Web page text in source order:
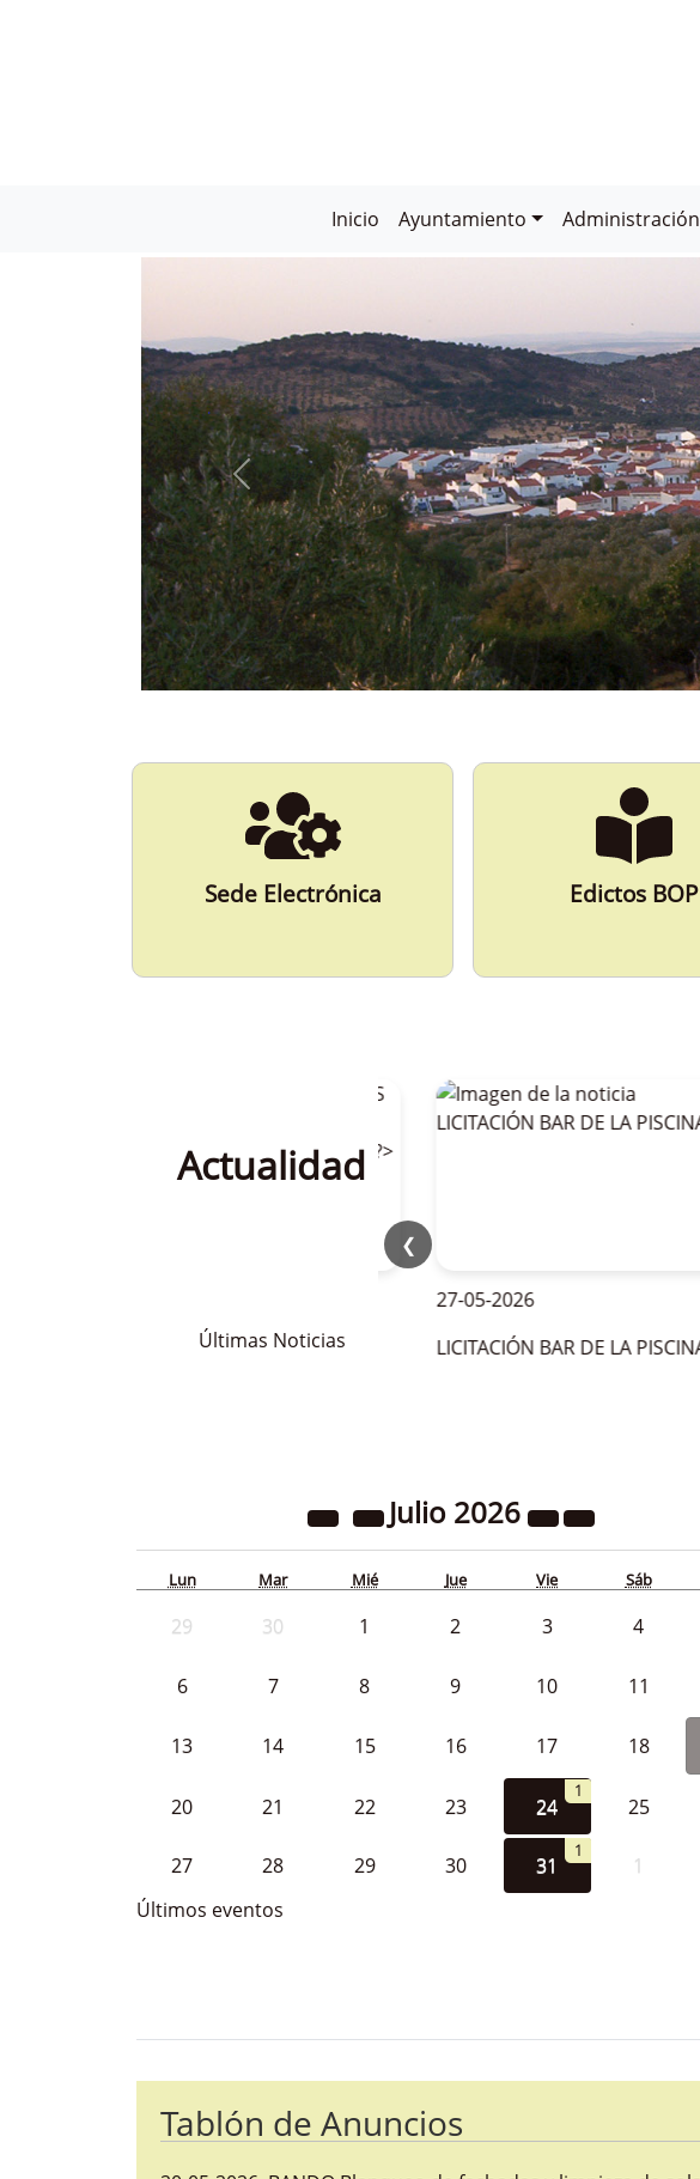
Inicio Ayuntamiento Administración
CABEZA LA VACA:
PUEBLO MÁGICO DE
ESPAÑA
Más Información
Sede Electrónica Edictos BOP
Actualidad
Últimas Noticias
❮
27-05-2026
LICITACIÓN BAR DE LA PISCINA
Julio 2026
Lun Mar Mié Jue Vie Sáb
29 30 1 2 3 4
6 7 8 9 10 11
13 14 15 16 17 18
20 21 22 23 24
1
25
27 28 29 30 31
1
1
Últimos eventos
Tablón de Anuncios